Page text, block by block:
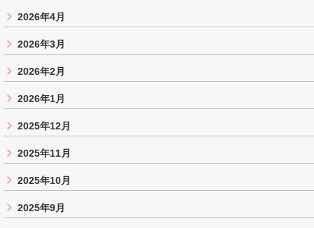
2026年4月
2026年3月
2026年2月
2026年1月
2025年12月
2025年11月
2025年10月
2025年9月